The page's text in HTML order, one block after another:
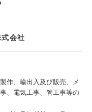
会社
作、輸出入及び販売、メ
、電気工事、管工事等の